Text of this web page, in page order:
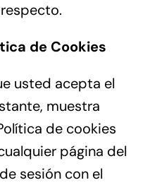
de Cookies
usted acepta el
muestra
de cookies
página del
sesión con el